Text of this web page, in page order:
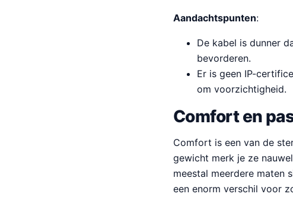
Aandachtspunten:
De kabel is dunner
bevorderen.
Er is geen IP-
om voorzichtigheid.
Comfort en
Comfort is een van de
gewicht merk je ze
meestal meerdere maten
een enorm verschil voor